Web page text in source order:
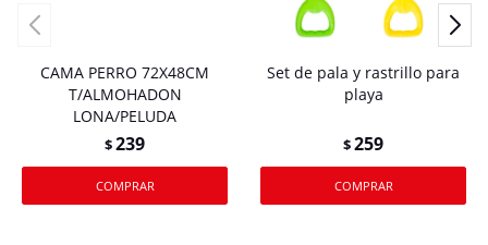
CAMA PERRO 72X48CM
T/ALMOHADON
LONA/PELUDA
$239
Set de pala y rastrillo para
playa
$259